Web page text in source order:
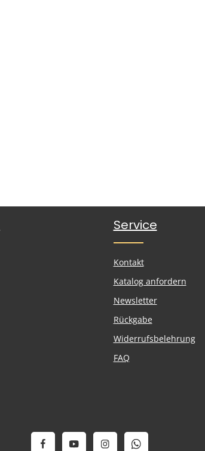
Service
Kontakt
Katalog anfordern
Newsletter
Rückgabe
Widerrufsbelehrung
FAQ